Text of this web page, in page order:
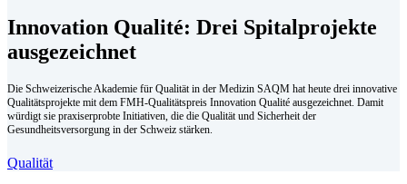
Innovation Qualité: Drei Spitalprojekte
ausgezeichnet
Die Schweizerische Akademie für Qualität in der Medizin SAQM hat heute drei innovative
Qualitätsprojekte mit dem FMH-Qualitätspreis Innovation Qualité ausgezeichnet. Damit
würdigt sie praxiserprobte Initiativen, die die Qualität und Sicherheit der
Gesundheitsversorgung in der Schweiz stärken.
Qualität